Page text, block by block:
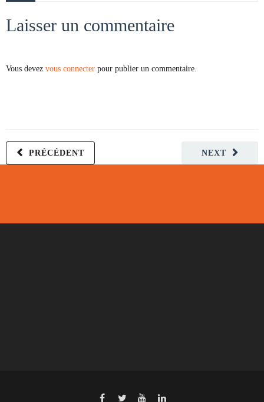
Laisser un commentaire
Vous devez vous connecter pour publier un commentaire.
NEXT
PRÉCÉDENT